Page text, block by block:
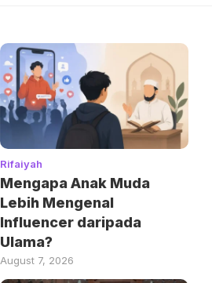
Rifaiyah
Mengapa Anak Muda
Lebih Mengenal
Influencer daripada
Ulama?
August 7, 2026